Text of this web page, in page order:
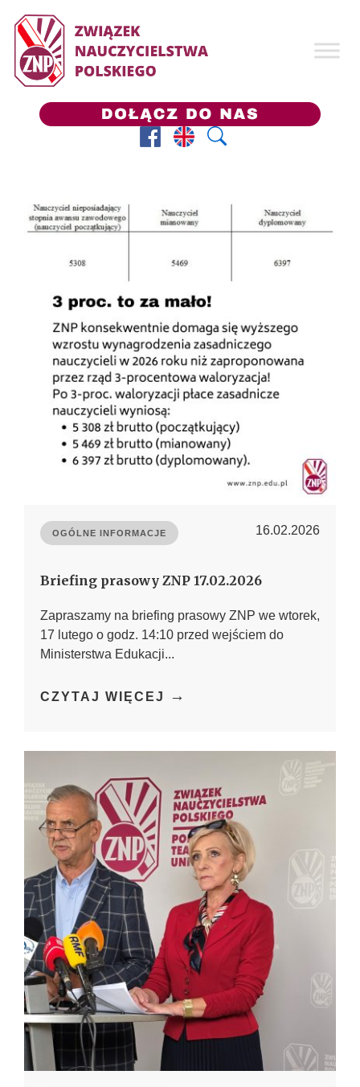
FacebookPrezes ZNP
Wyszukaj
OGÓLNE INFORMACJE 16.02.2026
Briefing prasowy ZNP 17.02.2026
Zapraszamy na briefing prasowy ZNP we wtorek,
17 lutego o godz. 14:10 przed wejściem do
Ministerstwa Edukacji...
CZYTAJ WIĘCEJ →